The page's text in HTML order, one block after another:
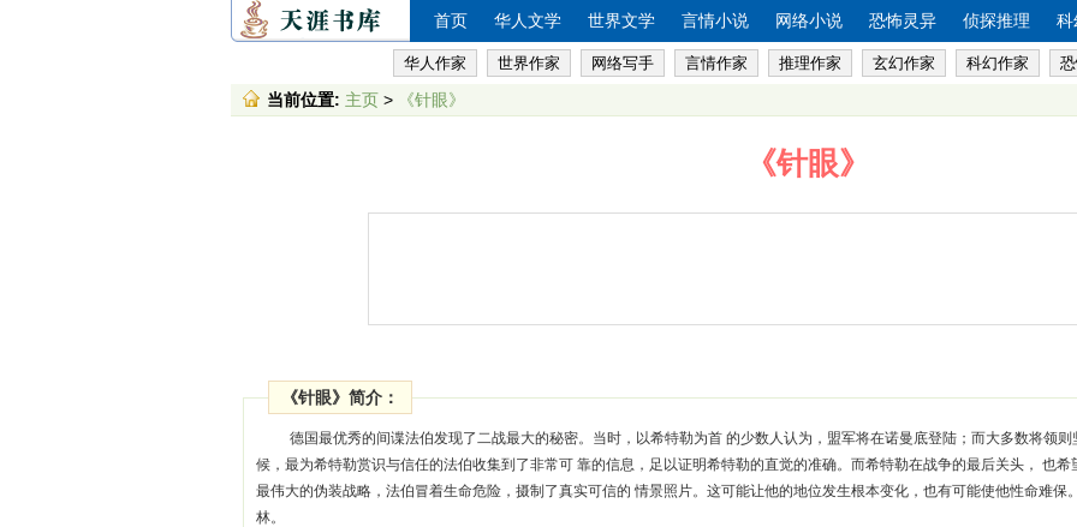
首页 华人文学 世界文学 言情小说 网络小说 恐怖灵异 侦探推理 科
华人作家 世界作家 网络写手 言情作家 推理作家 玄幻作家 科幻作家
当前位置: 主页 > 《针眼》
《针眼》
《针眼》简介：
德国最优秀的间谍法伯发现了二战最大的秘密。当时，以希特勒为首 的少数人认为，盟军将在诺曼底登陆；而大多数将领
候，最为希特勒赏识与信任的法伯收集到了非常可 靠的信息，足以证明希特勒的直觉的准确。而希特勒在战争的最后关头， 也
最伟大的伪装战略，法伯冒着生命危险，摄制了真实可信的 情景照片。这可能让他的地位发生根本变化，也有可能使他性命难保
林。